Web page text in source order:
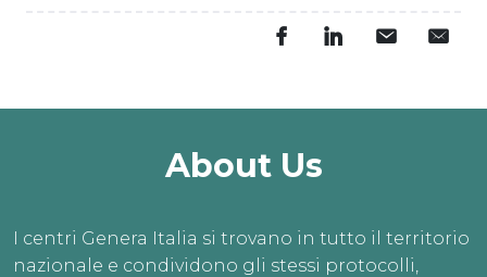
About Us
I centri Genera Italia si trovano in tutto il territorio
nazionale e condividono gli stessi protocolli,